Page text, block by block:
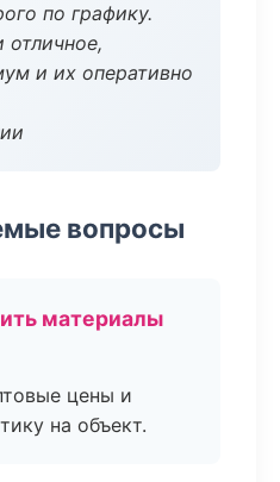
по графику.
отличное,
и их оперативно
вопросы
материалы
цены и
на объект.